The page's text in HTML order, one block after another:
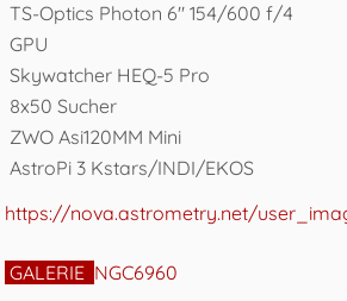
TS-Optics Photon 6" 154/600 f/4
GPU
Skywatcher HEQ-5 Pro
8x50 Sucher
ZWO Asi120MM Mini
AstroPi 3 Kstars/INDI/EKOS
https://nova.astrometry.net/
GALERIE NGC6960